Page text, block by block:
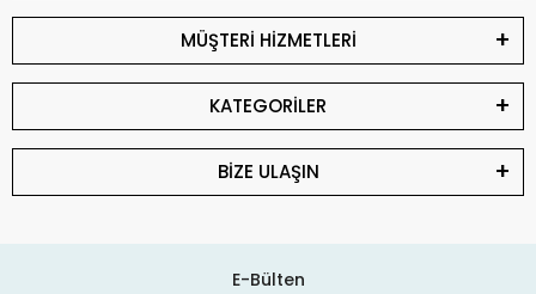
MÜŞTERİ HİZMETLERİ
KATEGORİLER
BİZE ULAŞIN
E-Bülten